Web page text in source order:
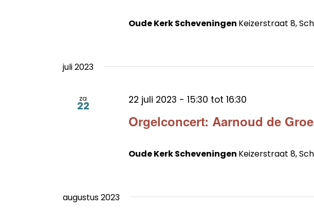
Oude Kerk Scheveningen Keizerstraat 8,
juli 2023
za
22
Orgelconcert: Aarnoud de
22 juli 2023 - 15:30 tot 16:30
Oude Kerk Scheveningen Keizerstraat 8,
augustus 2023